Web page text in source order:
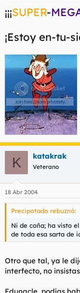
¡¡¡SUPER-
¡Estoy en-tu-
K katakrak
Veterano
18 Abr 2004
Precipotado rebuznó:
Ni de coña; ha visto
de toda esa sarta de
Otro que tal, ya le
interfecto, no